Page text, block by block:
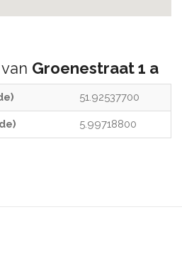
Groenestraat 1 a
51.92537700
5.99718800